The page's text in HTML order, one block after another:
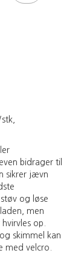
bidrager til
sikrer jævn
og løse
men
op.
skimmel kan
med velcro.